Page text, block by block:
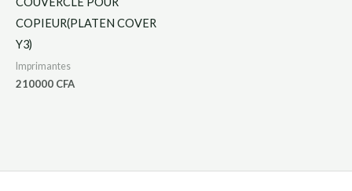
COPIEUR(PLATEN COVER
Y3)
Imprimantes
210000 CFA